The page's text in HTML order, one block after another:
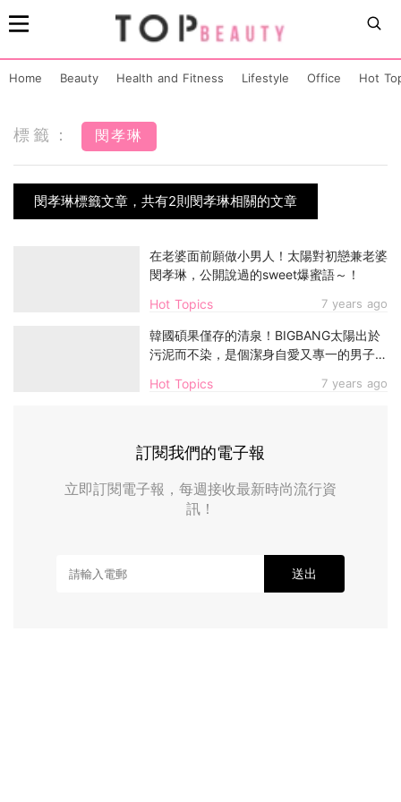
Home Beauty Health and Fitness Lifestyle Office Hot
標籤： 閔孝琳
閔孝琳標籤文章，共有2則閔孝琳相關的文章
Hot Topics 7 years ago
在老婆面前願做小男人！太陽對初戀兼老婆
閔孝琳，公開說過的sweet爆蜜語～！
Hot Topics 7 years ago
韓國碩果僅存的清泉！BIGBANG太陽出於
污泥而不染，是個潔身自愛又專一的男子漢
訂閱我們的電子報
立即訂閱電子報，每週接收最新時尚流行資
訊！
送出